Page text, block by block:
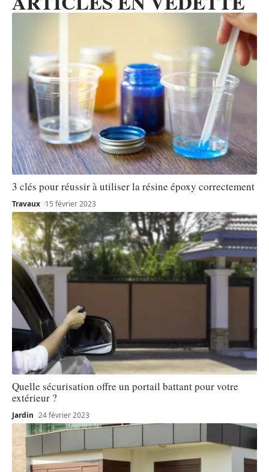
3 clés pour réussir à utiliser la résine époxy correctement
Travaux 15 février 2023
Quelle sécurisation offre un portail battant pour votre
extérieur ?
Jardin 24 février 2023